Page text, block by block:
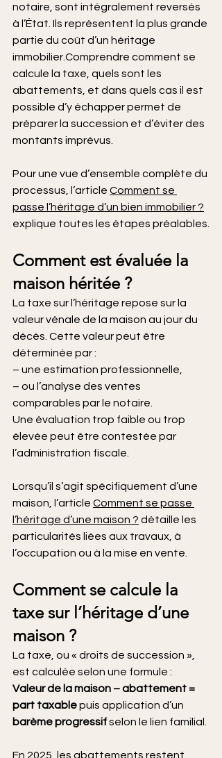
notaire, sont intégralement reversés
à l’État. Ils représentent la plus grande
partie du coût d’un héritage
immobilier.Comprendre comment se
calcule la taxe, quels sont les
abattements, et dans quels cas il est
possible d’y échapper permet de
préparer la succession et d’éviter des
montants imprévus.
Pour une vue d’ensemble complète du
processus, l’article Comment se
passe l’héritage d’un bien immobilier ?
explique toutes les étapes préalables.
Comment est évaluée la
maison héritée ?
La taxe sur l’héritage repose sur la
valeur vénale de la maison au jour du
décès. Cette valeur peut être
déterminée par :
– une estimation professionnelle,
– ou l’analyse des ventes
comparables par le notaire.
Une évaluation trop faible ou trop
élevée peut être contestée par
l’administration fiscale.
Lorsqu’il s’agit spécifiquement d’une
maison, l’article Comment se passe
l’héritage d’une maison ? détaille les
particularités liées aux travaux, à
l’occupation ou à la mise en vente.
Comment se calcule la
taxe sur l’héritage d’une
maison ?
La taxe, ou « droits de succession »,
est calculée selon une formule :
Valeur de la maison – abattement =
part taxable puis application d’un
barème progressif selon le lien familial.
En 2025, les abattements restent